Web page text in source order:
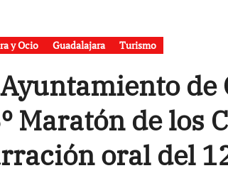
y Ocio Guadalajara Turismo
Maratón de los
oral del